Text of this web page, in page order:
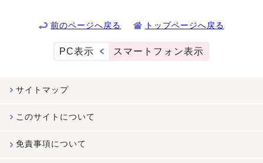
前のページへ戻る トップページへ戻る
PC表示 スマートフォン表示
サイトマップ
このサイトについて
免責事項について